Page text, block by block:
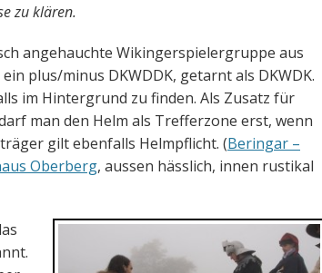
zu klären.
angehauchte Wikingerspielergruppe aus
ein plus/minus DKWDDK, getarnt als DKWDK.
im Hintergrund zu finden. Als Zusatz für
man den Helm als Trefferzone erst, wenn
gilt ebenfalls Helmpflicht. (Beringar –
Oberberg, aussen hässlich, innen rustikal